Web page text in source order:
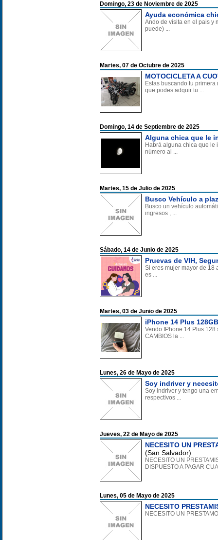
Domingo, 23 de Noviembre de 2025
Ayuda económica
Ando de visita en el pais y
puede) ...
Martes, 07 de Octubre de 2025
MOTOCICLETA A
Estas buscando tu
que podes adquir tu ...
Domingo, 14 de Septiembre de 2025
Alguna chica que le
Habrá alguna chica que le
número al ...
Martes, 15 de Julio de 2025
Busco Vehículo a
Busco un vehículo
ingresos , ...
Sábado, 14 de Junio de 2025
Pruevas de VIH,
Si eres mujer mayor de 18
es ...
Martes, 03 de Junio de 2025
iPhone 14 Plus
Vendo IPhone 14 Plus
CAMBIOS la ...
Lunes, 26 de Mayo de 2025
Soy indriver y
Soy indriver y tengo una
respectivos ...
Jueves, 22 de Mayo de 2025
NECESITO UN
(San Salvador)
NECESITO UN
DISPUESTO A PAGAR
Lunes, 05 de Mayo de 2025
NECESITO
NECESITO UN